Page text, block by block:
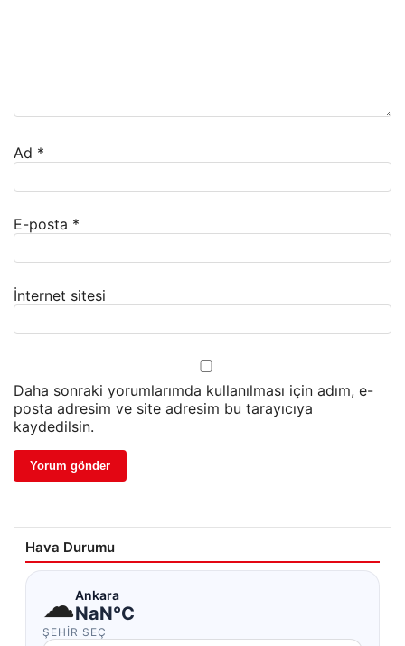
Ad *
E-posta *
İnternet sitesi
Daha sonraki yorumlarımda kullanılması için adım, e-
posta adresim ve site adresim bu tarayıcıya
kaydedilsin.
Hava Durumu
☁Ankara
NaN°C
ŞEHIR SEÇ